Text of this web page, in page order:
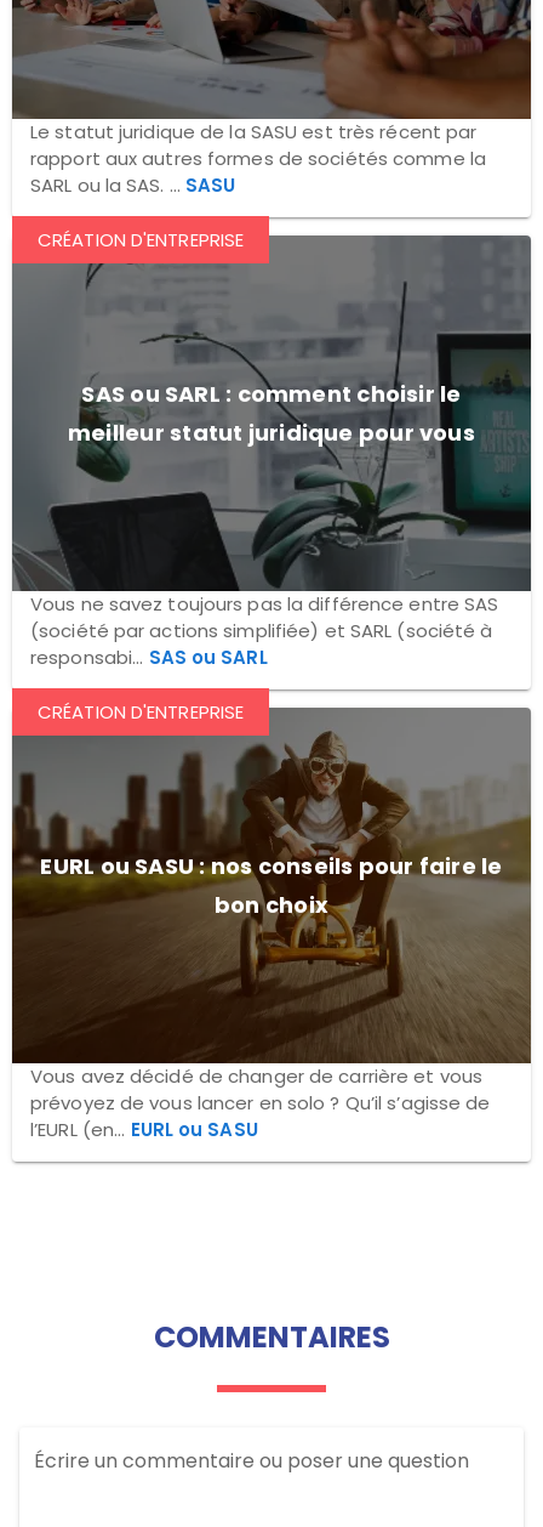
Le statut juridique de la SASU est très récent par
rapport aux autres formes de sociétés comme la
SARL ou la SAS. ... SASU
SAS ou SARL : comment choisir le
meilleur statut juridique pour vous
CRÉATION D'ENTREPRISE
Vous ne savez toujours pas la différence entre SAS
(société par actions simplifiée) et SARL (société à
responsabi... SAS ou SARL
EURL ou SASU : nos conseils pour faire le
bon choix
CRÉATION D'ENTREPRISE
Vous avez décidé de changer de carrière et vous
prévoyez de vous lancer en solo ? Qu’il s’agisse de
l’EURL (en... EURL ou SASU
COMMENTAIRES
Écrire un commentaire ou poser une question